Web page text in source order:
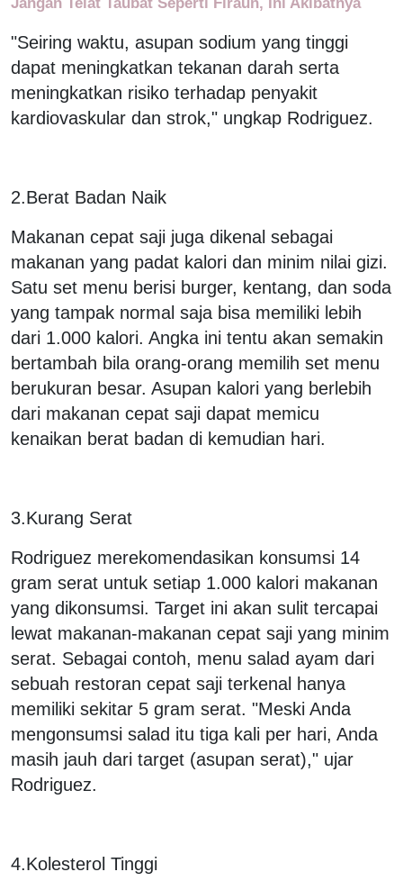
"Seiring waktu, asupan sodium yang tinggi
dapat meningkatkan tekanan darah serta
meningkatkan risiko terhadap penyakit
kardiovaskular dan strok," ungkap Rodriguez.
2.Berat Badan Naik
Makanan cepat saji juga dikenal sebagai
makanan yang padat kalori dan minim nilai gizi.
Satu set menu berisi burger, kentang, dan soda
yang tampak normal saja bisa memiliki lebih
dari 1.000 kalori. Angka ini tentu akan semakin
bertambah bila orang-orang memilih set menu
berukuran besar. Asupan kalori yang berlebih
dari makanan cepat saji dapat memicu
kenaikan berat badan di kemudian hari.
3.Kurang Serat
Rodriguez merekomendasikan konsumsi 14
gram serat untuk setiap 1.000 kalori makanan
yang dikonsumsi. Target ini akan sulit tercapai
lewat makanan-makanan cepat saji yang minim
serat. Sebagai contoh, menu salad ayam dari
sebuah restoran cepat saji terkenal hanya
memiliki sekitar 5 gram serat. "Meski Anda
mengonsumsi salad itu tiga kali per hari, Anda
masih jauh dari target (asupan serat)," ujar
Rodriguez.
4.Kolesterol Tinggi